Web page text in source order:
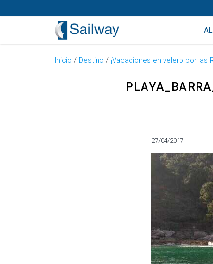
Inicio / Destino / ¡Vacaciones en velero por las
Categorías
27/04/2017